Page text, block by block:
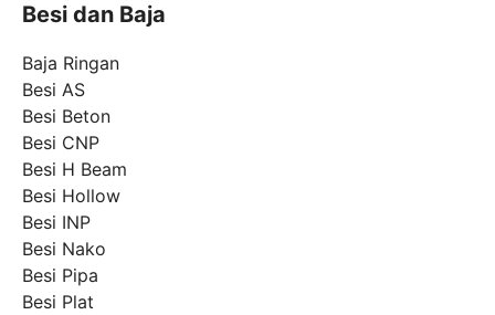
Besi dan Baja
Baja Ringan
Besi AS
Besi Beton
Besi CNP
Besi H Beam
Besi Hollow
Besi INP
Besi Nako
Besi Pipa
Besi Plat